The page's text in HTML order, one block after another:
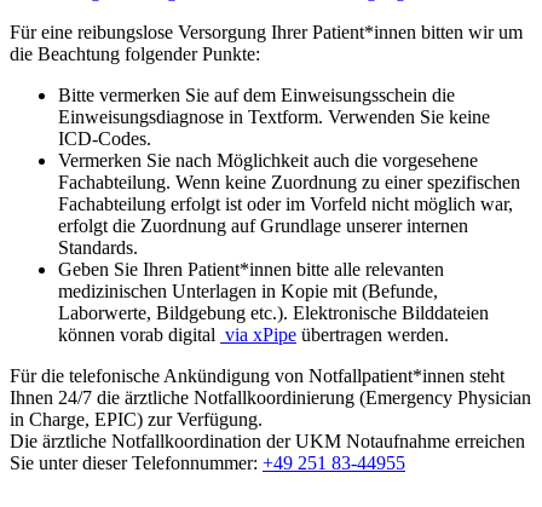
Für eine reibungslose Versorgung Ihrer Patient*innen bitten wir um
die Beachtung folgender Punkte:
Bitte vermerken Sie auf dem Einweisungsschein die
Einweisungsdiagnose in Textform. Verwenden Sie keine
ICD-Codes.
Vermerken Sie nach Möglichkeit auch die vorgesehene
Fachabteilung. Wenn keine Zuordnung zu einer spezifischen
Fachabteilung erfolgt ist oder im Vorfeld nicht möglich war,
erfolgt die Zuordnung auf Grundlage unserer internen
Standards.
Geben Sie Ihren Patient*innen bitte alle relevanten
medizinischen Unterlagen in Kopie mit (Befunde,
Laborwerte, Bildgebung etc.). Elektronische Bilddateien
können vorab digital via xPipe übertragen werden.
Für die telefonische Ankündigung von Notfallpatient*innen steht
Ihnen 24/7 die ärztliche Notfallkoordinierung (Emergency Physician
in Charge, EPIC) zur Verfügung.
Die ärztliche Notfallkoordination der UKM Notaufnahme erreichen
Sie unter dieser Telefonnummer: +49 251 83-44955